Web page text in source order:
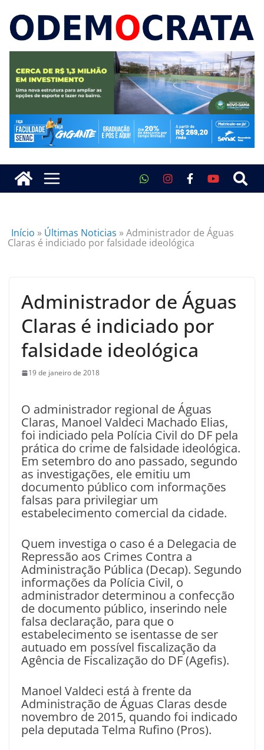
Início » Últimas Noticias »Administrador de Águas
Claras é indiciado por falsidade ideológica
Administrador de Águas
Claras é indiciado por
falsidade ideológica
19 de janeiro de 2018
O administrador regional de Águas
Claras, Manoel Valdeci Machado Elias,
foi indiciado pela Polícia Civil do DF pela
prática do crime de falsidade ideológica.
Em setembro do ano passado, segundo
as investigações, ele emitiu um
documento público com informações
falsas para privilegiar um
estabelecimento comercial da cidade.
Quem investiga o caso é a Delegacia de
Repressão aos Crimes Contra a
Administração Pública (Decap). Segundo
informações da Polícia Civil, o
administrador determinou a confecção
de documento público, inserindo nele
falsa declaração, para que o
estabelecimento se isentasse de ser
autuado em possível fiscalização da
Agência de Fiscalização do DF (Agefis).
Manoel Valdeci está à frente da
Administração de Águas Claras desde
novembro de 2015, quando foi indicado
pela deputada Telma Rufino (Pros).